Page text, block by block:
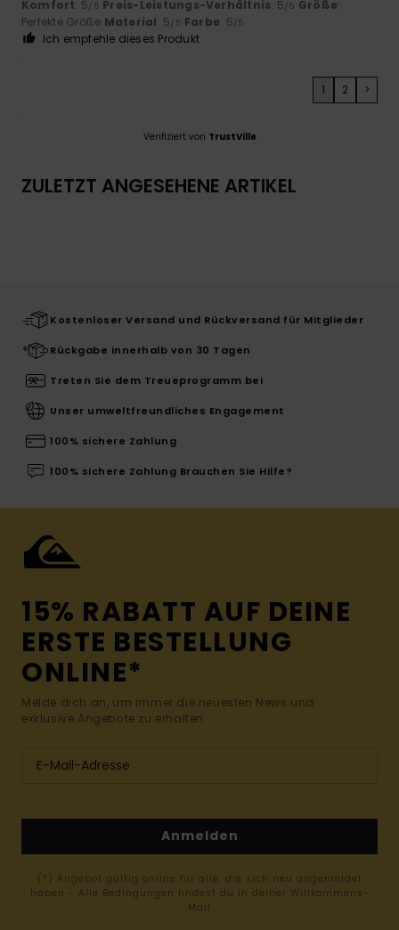
Komfort: 5/5 Preis-Leistungs-Verhältnis: 5/5 Größe:
Perfekte Größe Material: 5/5 Farbe: 5/5
Ich empfehle dieses Produkt
1 2 >
Verifiziert von TrustVille
ZULETZT ANGESEHENE ARTIKEL
Kostenloser Versand und Rückversand für Mitglieder
Rückgabe innerhalb von 30 Tagen
Treten Sie dem Treueprogramm bei
Unser umweltfreundliches Engagement
100% sichere Zahlung
100% sichere Zahlung Brauchen Sie Hilfe?
15% RABATT AUF DEINE
ERSTE BESTELLUNG
ONLINE*
Melde dich an, um immer die neuesten News und
exklusive Angebote zu erhalten.
Anmelden
(*) Angebot gültig online für alle, die sich neu angemeldet
haben - Alle Bedingungen findest du in deiner Willkommens-
Mail